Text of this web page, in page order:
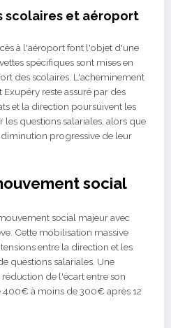
scolaires et aéroport
à l'aéroport font l'objet d'une
spécifiques sont mises en
des scolaires. L'acheminement
reste assuré par des
et la direction poursuivent les
questions salariales, alors que
progressive de leur
social
social majeur avec
Cette mobilisation massive
entre la direction et les
questions salariales. Une
de l'écart entre son
400€ à moins de 300€ après 12